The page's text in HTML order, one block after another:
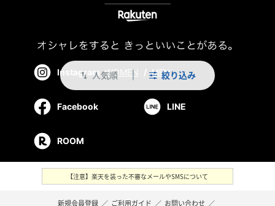
swap_vert 人気順 絞り込み
Instagram WOMEN / MEN
Facebook LINE
ROOM
【注意】楽天を装った不審なメールやSMSについて
新規会員登録 ／ ご利用ガイド ／ お問い合わせ ／